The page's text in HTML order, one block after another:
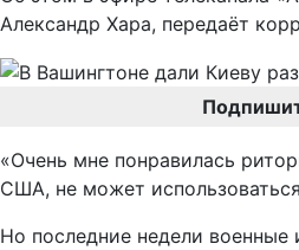
Александр Хара, передаёт
«Очень мне понравилась
США, не может
Но последние недели военные